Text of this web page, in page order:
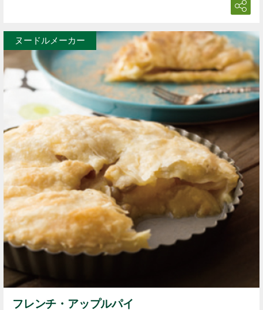
ヌードルメーカー
フレンチ・アップルパイ